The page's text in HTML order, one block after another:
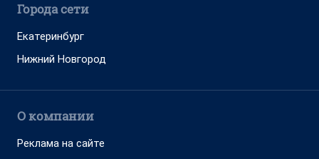
Города сети
Екатеринбург
Нижний Новгород
О компании
Реклама на сайте